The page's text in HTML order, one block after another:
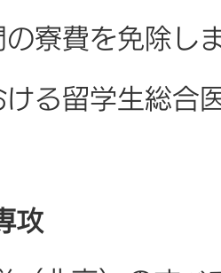
寮費を免除し
る留学生総合
攻